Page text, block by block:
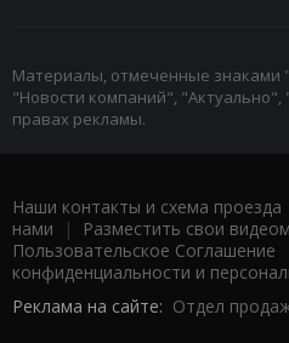
Материалы, отмеченные знаками
"Новости компаний",
правах рекламы.
Наши контакты и схема проезда
нами | Разместить свои
Пользовательское Соглашение
конфиденциальности и
Реклама на сайте: Отдел